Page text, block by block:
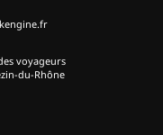
voyageurs
du-Rhône